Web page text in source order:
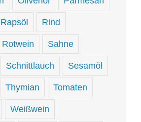
Rapsöl Rind
Rotwein Sahne
Schnittlauch Sesamöl
Thymian Tomaten
Weißwein